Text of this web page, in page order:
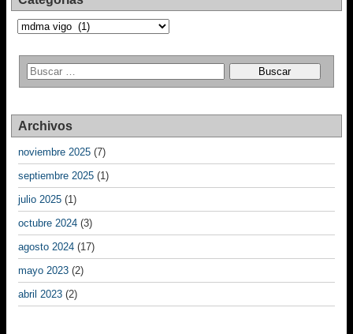
Categorías
Archivos
noviembre 2025 (7)
septiembre 2025 (1)
julio 2025 (1)
octubre 2024 (3)
agosto 2024 (17)
mayo 2023 (2)
abril 2023 (2)